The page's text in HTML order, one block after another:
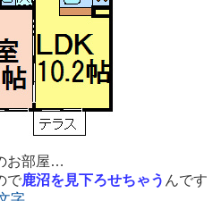
お部屋…
で鹿沼を見下ろせちゃう んです